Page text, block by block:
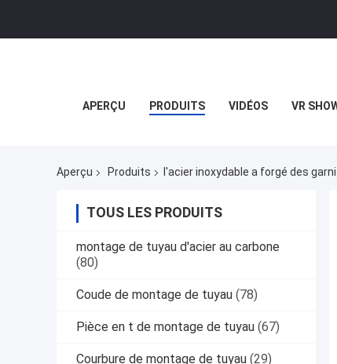
APERÇU PRODUITS VIDÉOS VR
Aperçu Produits l'acier inoxydable a forgé des
TOUS LES PRODUITS
montage de tuyau d'acier au carbone
(80)
Coude de montage de tuyau (78)
Pièce en t de montage de tuyau (67)
Courbure de montage de tuyau (29)